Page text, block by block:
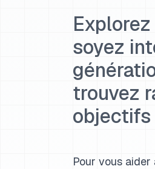
soyez
trouvez
objectifs
Pour vous